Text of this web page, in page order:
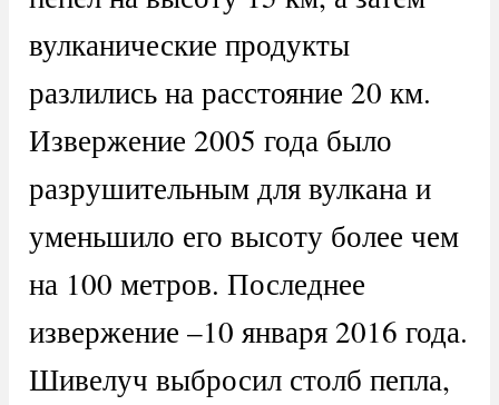
вулканические продукты
разлились на расстояние 20 км.
Извержение 2005 года было
разрушительным для вулкана и
уменьшило его высоту более чем
на 100 метров. Последнее
извержение –10 января 2016 года.
Шивелуч выбросил столб пепла,